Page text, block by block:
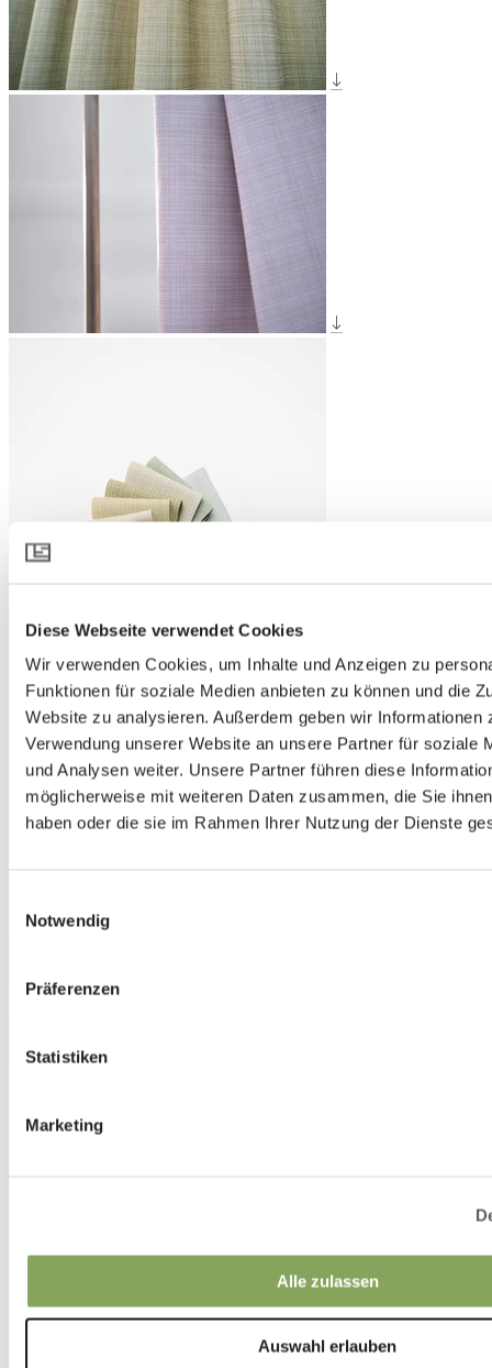
Diese Webseite verwendet Cookies
Wir verwenden Cookies, um Inhalte und Anzeigen zu
Funktionen für soziale Medien anbieten zu können und die
Website zu analysieren. Außerdem geben wir Informationen
Verwendung unserer Website an unsere Partner für soziale
und Analysen weiter. Unsere Partner führen diese
möglicherweise mit weiteren Daten zusammen, die Sie
haben oder die sie im Rahmen Ihrer Nutzung der Dienste
Notwendig
Präferenzen
Statistiken
Marketing
Alle zulassen
Auswahl erlauben
3042
4331